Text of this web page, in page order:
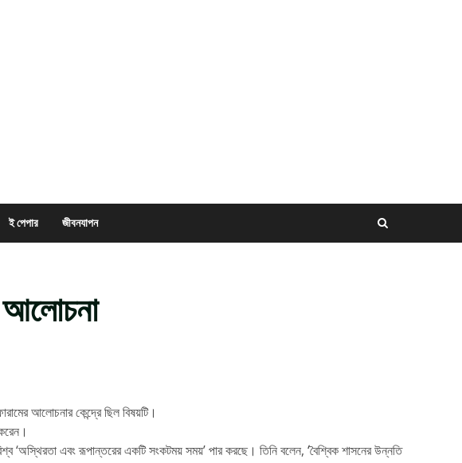
ই পেপার জীবনযাপন
আলোচনা
আলোচনার কেন্দ্রে ছিল বিষয়টি।
এবং রূপান্তরের একটি সংকটময় সময়’ পার করছে। তিনি বলেন, ‘বৈশ্বিক শাসনের উন্নতি